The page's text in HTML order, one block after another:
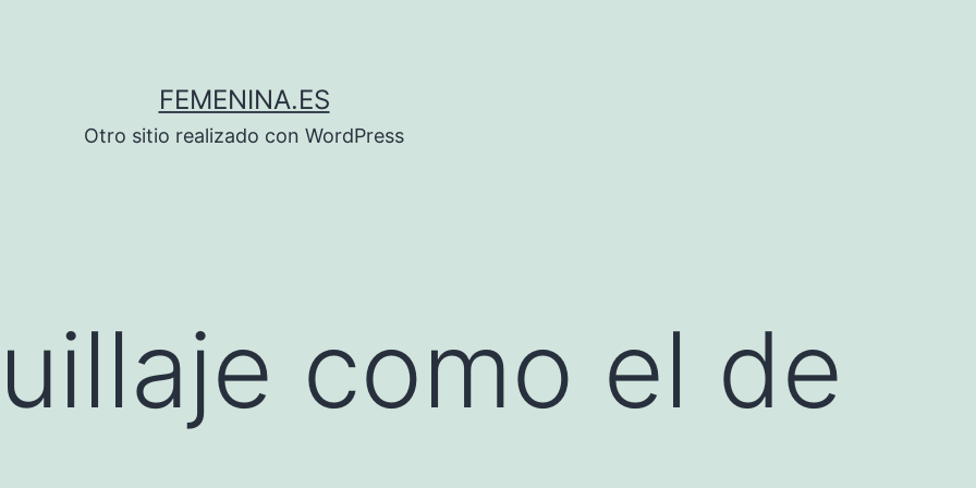
FEMENINA.ES
Otro sitio realizado con WordPress
como el de